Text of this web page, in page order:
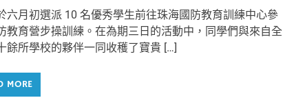
六月初選派 10 名優秀學生前往珠海國防教育訓練中心參
教育營步操訓練。在為期三日的活動中，同學們與來自全
餘所學校的夥伴一同收穫了寶貴 […]
MORE